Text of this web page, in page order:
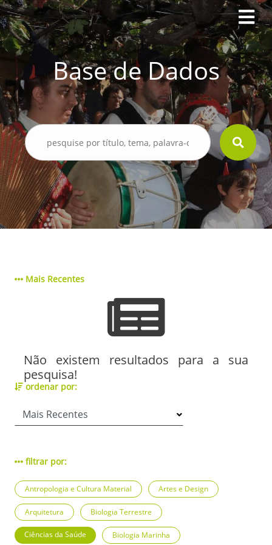
Base de Dados
Mais Recentes
Não existem resultados para a sua
pesquisa!
ordenar por:
filtrar por:
Antropologia e Cultura Material Artes e Design
Arquitetura Biologia Terrestre
Ciências da Saúde Biologia Marinha